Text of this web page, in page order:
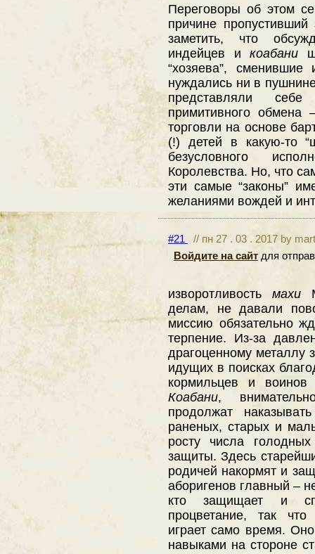
Переговоры об этом
причине
заметить, что
индейцев и коабани
“хозяева”,
нуждались ни в
представляли
примитивного
торговли на основе
(!) детей в какую-то
безусловного
Королевства. Но, что
эти самые “законы”
желаниями вождей и
#21
// пн 27 . 03 . 2017 by
Войдите на сайт для
изворотливостьмахи
делам, не давали
миссию обязательно
терпение. Из-за
драгоценному металлу
идущих в поисках
кормильцев и воинов
Коабани,
продолжат
раненых, старых и
росту числа
защиты. Здесь
родичей накормят и
аборигенов главный –
кто защищает и
процветание, так что
играет само время.
навыками на стороне